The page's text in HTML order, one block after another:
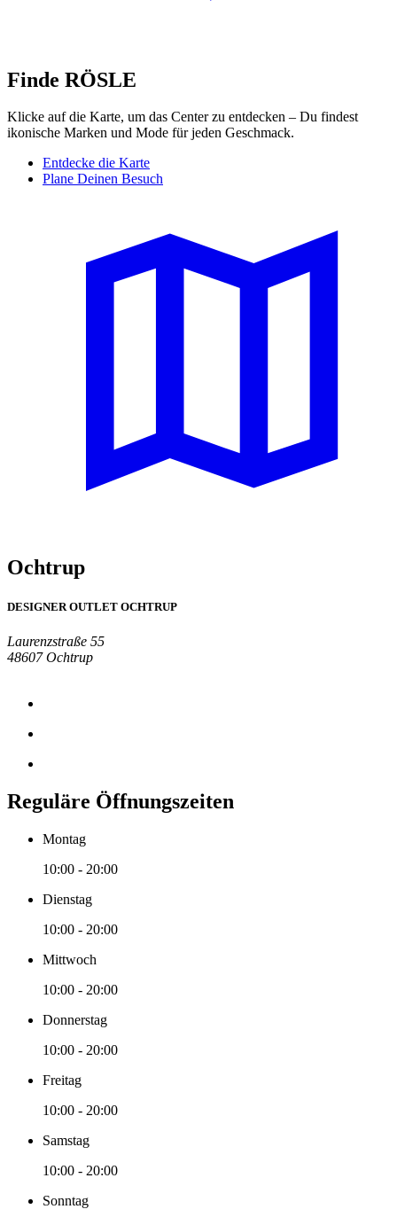
Finde RÖSLE
Klicke auf die Karte, um das Center zu entdecken – Du findest
ikonische Marken und Mode für jeden Geschmack.
Entdecke die Karte
Plane Deinen Besuch
Ochtrup
DESIGNER OUTLET OCHTRUP
Laurenzstraße 55
48607 Ochtrup
Reguläre Öffnungszeiten
Montag
10:00 - 20:00
Dienstag
10:00 - 20:00
Mittwoch
10:00 - 20:00
Donnerstag
10:00 - 20:00
Freitag
10:00 - 20:00
Samstag
10:00 - 20:00
Sonntag